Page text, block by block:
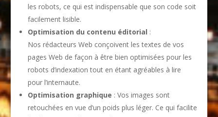
les robots, ce qui est indispensable que son code soit
facilement lisible.
Optimisation du contenu éditorial :
Nos rédacteurs Web conçoivent les textes de vos
pages Web de façon à être bien optimisées pour les
robots d’indexation tout en étant agréables à lire
pour l’internaute.
Optimisation graphique : Vos images sont
retouchées en vue d’un poids plus léger. Ce qui facilite